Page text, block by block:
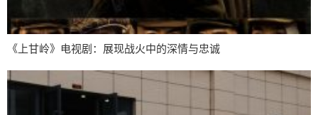
《上甘岭》电视剧：展现战火中的深情与忠诚